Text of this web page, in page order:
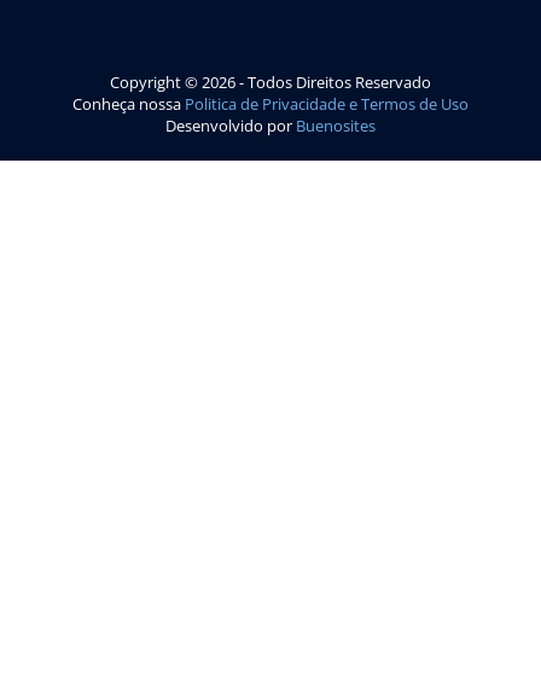
Copyright © 2026 - Todos Direitos Reservado
Conheça nossa Politica de Privacidade e Termos de Uso
Desenvolvido por Buenosites